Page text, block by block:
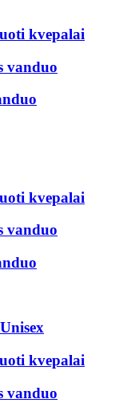
kvepalai
vanduo
kvepalai
vanduo
kvepalai
vanduo